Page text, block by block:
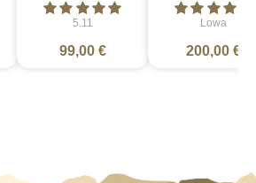
5.11
99,00 €
Lowa
200,00 €